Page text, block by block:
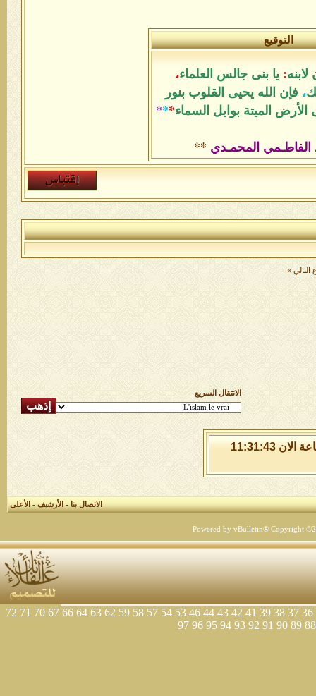
التوقيع
: يا بنى جالس العلماء،
، فإن الله يحيى القلوب بنور
الميتة بوابل السماء*
*
*
الفاطـمي المحمـدي **
التالي »
الانتقال السريع
الخميس 6 من اغسطس 2026 , الساعة الان 11:31:44
الاتصال بنا-الأرشيف-الأعلى
Powered by vBulletin® Copyright
36
37
38
39
41
42
43
44
46
53
54
57
58
59
62
63
64
66
67
70
71
72
88
89
90
91
92
93
94
95
96
97